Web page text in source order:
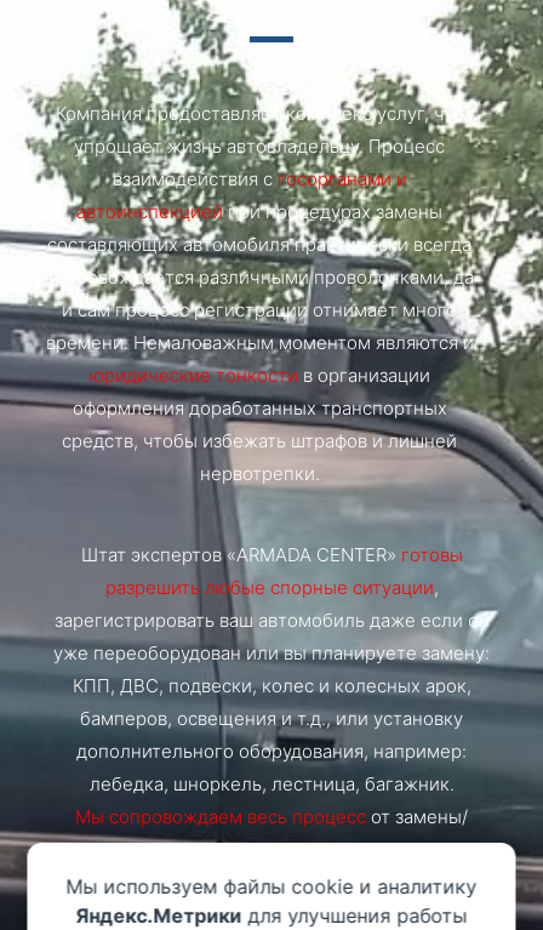
Компания предоставляет комплекс услуг, что
упрощает жизнь автовладельцу. Процесс
взаимодействия с госорганами и
автоинспекциейпри процедурах замены
составляющих автомобиля практически всегда
сопровождается различными проволочками, да
и сам процесс регистрации отнимает много
времени. Немаловажным моментом являются и
юридические тонкости в организации
оформления доработанных транспортных
средств, чтобы избежать штрафов и лишней
нервотрепки.
Штат экспертов «ARMADA CENTER» готовы
разрешить любые спорные ситуации,
зарегистрировать ваш автомобиль даже если он
уже переоборудован или вы планируете замену:
КПП, ДВС, подвески, колес и колесных арок,
бамперов, освещения и т.д., или установку
дополнительного оборудования, например:
лебедка, шноркель, лестница, багажник.
Мы сопровождаем весь процесс от замены/
установки комплектующих в нашем автосервисе
до получения документов.
Мы используем файлы cookie и аналитику
Яндекс.Метрики для улучшения работы